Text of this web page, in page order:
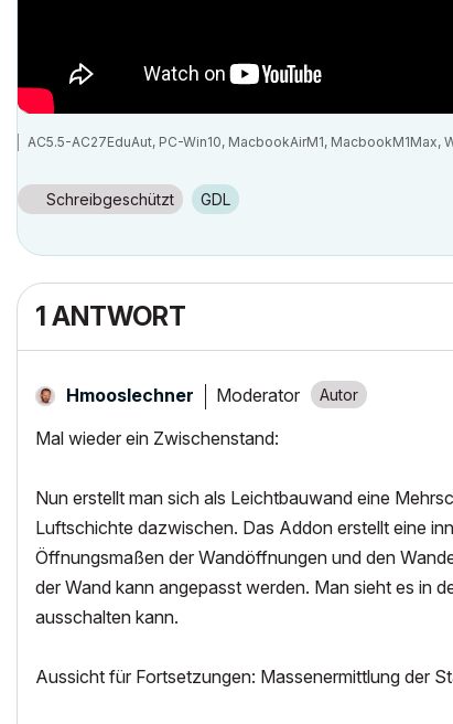
AC5.5-AC27EduAut, PC-Win10, MacbookAirM1, MacbookM1Max,
Schreibgeschützt GDL
1 ANTWORT
Hmooslechner Moderator
Mal wieder ein Zwischenstand:
Nun erstellt man sich als Leichtbauwand eine
Luftschichte dazwischen. Das Addon erstellt eine
Öffnungsmaßen der Wandöffnungen und den
der Wand kann angepasst werden. Man sieht es in
ausschalten kann.
Aussicht für Fortsetzungen: Massenermittlung der